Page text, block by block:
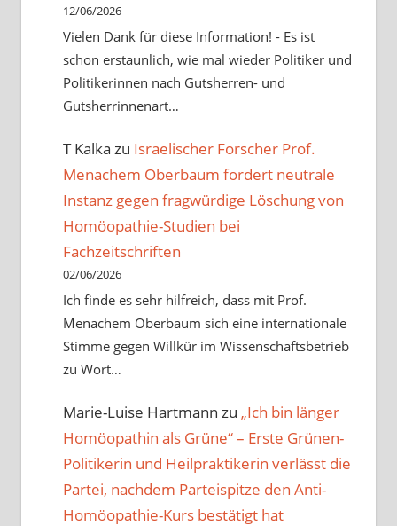
12/06/2026
Vielen Dank für diese Information! - Es ist
schon erstaunlich, wie mal wieder Politiker und
Politikerinnen nach Gutsherren- und
Gutsherrinnenart…
T Kalka zu Israelischer Forscher Prof.
Menachem Oberbaum fordert neutrale
Instanz gegen fragwürdige Löschung von
Homöopathie-Studien bei
Fachzeitschriften
02/06/2026
Ich finde es sehr hilfreich, dass mit Prof.
Menachem Oberbaum sich eine internationale
Stimme gegen Willkür im Wissenschaftsbetrieb
zu Wort…
Marie-Luise Hartmann zu „Ich bin länger
Homöopathin als Grüne“ – Erste Grünen-
Politikerin und Heilpraktikerin verlässt die
Partei, nachdem Parteispitze den Anti-
Homöopathie-Kurs bestätigt hat